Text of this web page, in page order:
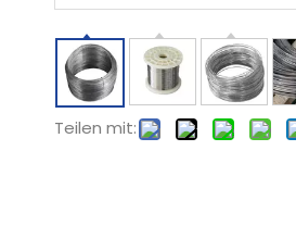
Teilen mit: